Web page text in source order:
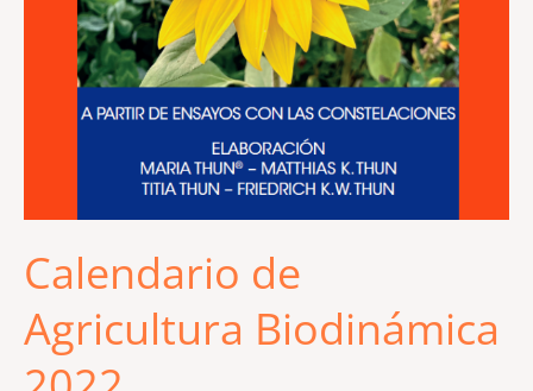
Calendario de
Agricultura Biodinámica